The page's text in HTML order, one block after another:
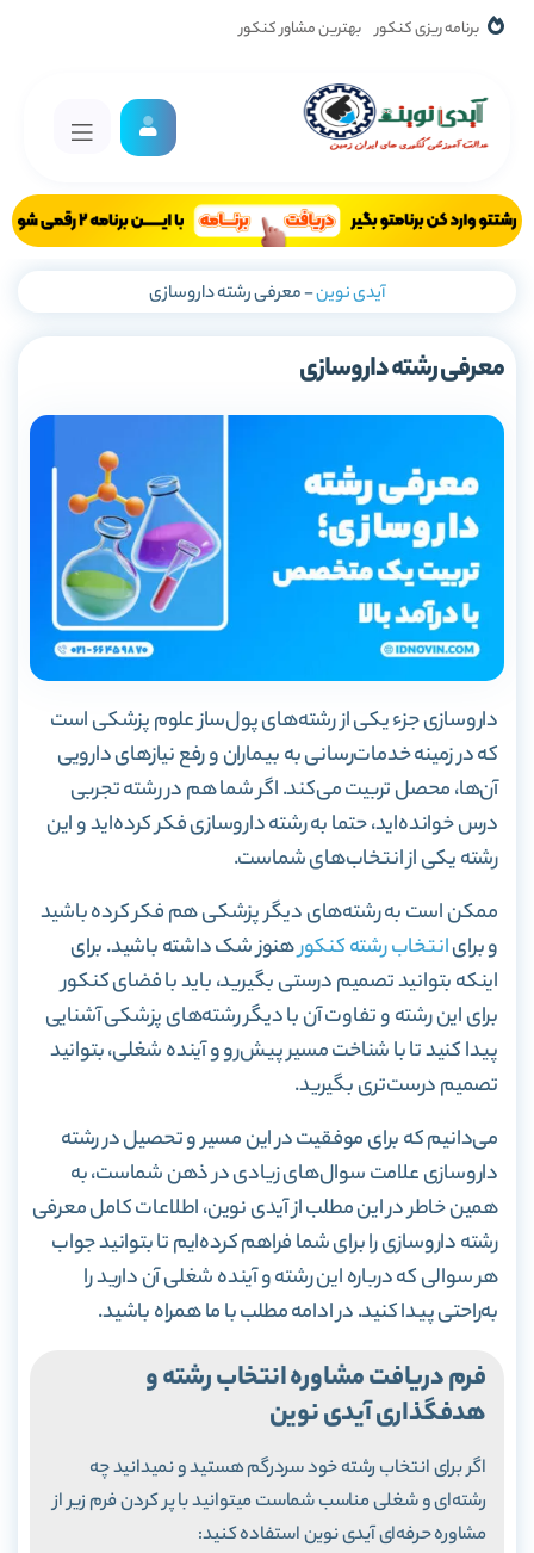
برنامه ریزی کنکور بهترین مشاور کنکور
آیدی نوین-معرفی رشته داروسازی
معرفی رشته داروسازی
داروسازی جزء یکی از رشته‌های پول‌ساز علوم پزشکی است
که در زمینه خدمات‌رسانی به بیماران و رفع نیازهای دارویی
آن‌ها، محصل تربیت می‌کند. اگر شما هم در رشته تجربی
درس خوانده‌اید، حتما به رشته داروسازی فکر کرده‌اید و این
رشته یکی از انتخاب‌های شماست.
ممکن است به رشته‌های دیگر پزشکی هم فکر کرده باشید
و برایانتخاب رشته کنکورهنوز شک داشته باشید. برای
اینکه بتوانید تصمیم درستی بگیرید، باید با فضای کنکور
برای این رشته و تفاوت آن با دیگر رشته‌های پزشکی آشنایی
پیدا کنید تا با شناخت مسیر پیش‌رو و آینده شغلی، بتوانید
تصمیم درست‌تری بگیرید.
می‌دانیم که برای موفقیت در این مسیر و تحصیل در رشته
داروسازی علامت سوال‌های زیادی در ذهن شماست، به
همین خاطر در این مطلب از آیدی نوین، اطلاعات کامل معرفی
رشته داروسازی را برای شما فراهم کرده‌ایم تا بتوانید جواب
هر سوالی که درباره این رشته و آینده شغلی آن دارید را
به‌راحتی پیدا کنید. در ادامه مطلب با ما همراه باشید.
فرم دریافت مشاوره انتخاب رشته و
هدفگذاری آیدی نوین
اگر برای انتخاب رشته خود سردرگم هستید و نمیدانید چه
رشته‌ای و شغلی مناسب شماست میتوانید با پر کردن فرم زیر از
مشاوره حرفه‌ای آیدی نوین استفاده کنید: